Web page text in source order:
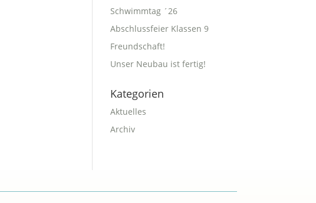
Schwimmtag ´26
Abschlussfeier Klassen 9
Freundschaft!
Unser Neubau ist fertig!
Kategorien
Aktuelles
Archiv